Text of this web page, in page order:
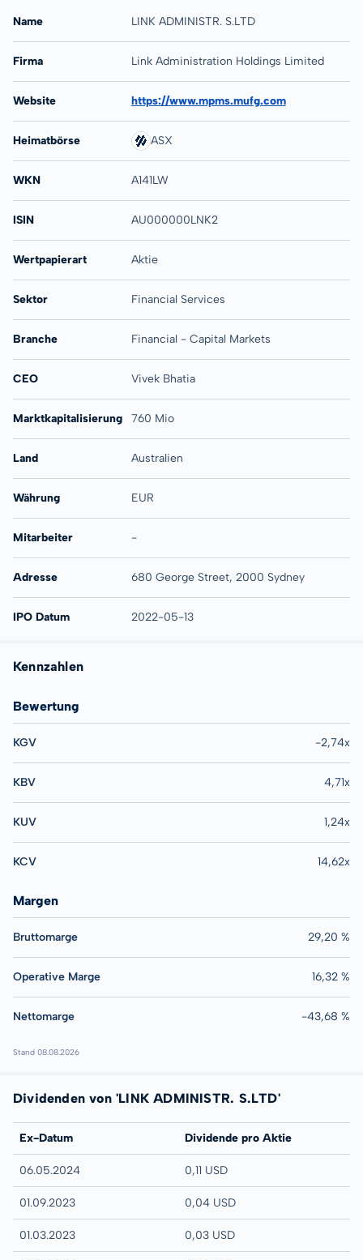
Name LINK ADMINISTR. S.LTD
Firma Link Administration Holdings Limited
Website https://www.mpms.mufg.com
Heimatbörse ASX
WKN A141LW
ISIN AU000000LNK2
Wertpapierart Aktie
Sektor Financial Services
Branche Financial - Capital Markets
CEO Vivek Bhatia
Marktkapitalisierung 760 Mio
Land Australien
Währung EUR
Mitarbeiter -
Adresse 680 George Street, 2000 Sydney
IPO Datum 2022-05-13
Kennzahlen
Bewertung
KGV -2,74x
KBV 4,71x
KUV 1,24x
KCV 14,62x
Margen
Bruttomarge 29,20 %
Operative Marge 16,32 %
Nettomarge -43,68 %
Stand 08.08.2026
Dividenden von 'LINK ADMINISTR. S.LTD'
Ex-Datum Dividende pro Aktie
06.05.2024 0,11 USD
01.09.2023 0,04 USD
01.03.2023 0,03 USD